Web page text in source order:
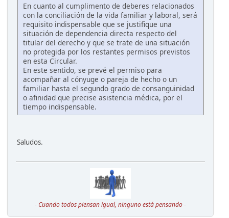
En cuanto al cumplimento de deberes relacionados
con la conciliación de la vida familiar y laboral, será
requisito indispensable que se justifique una
situación de dependencia directa respecto del
titular del derecho y que se trate de una situación
no protegida por los restantes permisos previstos
en esta Circular.
En este sentido, se prevé el permiso para
acompañar al cónyuge o pareja de hecho o un
familiar hasta el segundo grado de consanguinidad
o afinidad que precise asistencia médica, por el
tiempo indispensable.
Saludos.
- Cuando todos piensan igual, ninguno está pensando -